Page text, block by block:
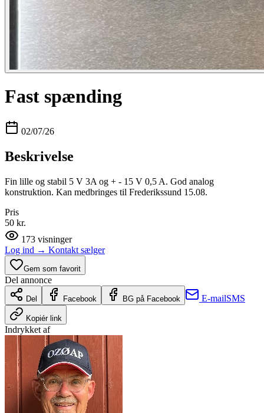
Fast spænding
02/07/26
Beskrivelse
Fin lille og stabil 5 V 3A og + - 15 V 0,5 A. God analog
konstruktion. Kan medbringes til Frederikssund 15.08.
Pris
50 kr.
173 visninger
Log ind → Kontakt sælger
Gem som favorit
Del annonce
Del Facebook BG på Facebook E-mailSMS
Kopiér link
Indrykket af